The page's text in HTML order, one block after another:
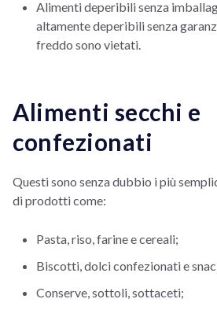
Alimenti deperibili senza
altamente deperibili senza
freddo sono vietati.
Alimenti secchi e
confezionati
Questi sono senza dubbio i più
di prodotti come:
Pasta, riso, farine e cereali;
Biscotti, dolci confezionati e
Conserve, sottoli, sottaceti;